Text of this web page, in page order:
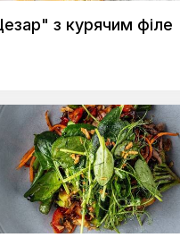
з курячим філе